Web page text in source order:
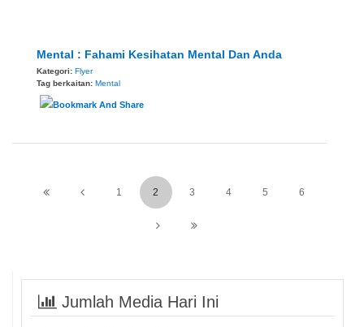
Mental : Fahami Kesihatan Mental Dan Anda
Kategori: Flyer
Tag berkaitan: Mental
1 2 3 4 5 6
Jumlah Media Hari Ini